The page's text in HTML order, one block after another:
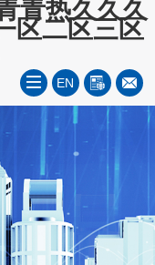
青热久久久
区二区三区
EN